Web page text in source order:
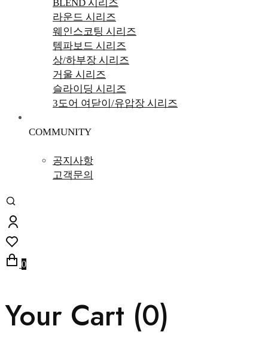
BLEND 시리즈
라운드 시리즈
웨인스코팅 시리즈
템파보드 시리즈
상/하부장 시리즈
거울 시리즈
슬라이딩 시리즈
3도어 여닫이/유압장 시리즈
COMMUNITY
공지사항
고객문의
0
Your Cart (0)